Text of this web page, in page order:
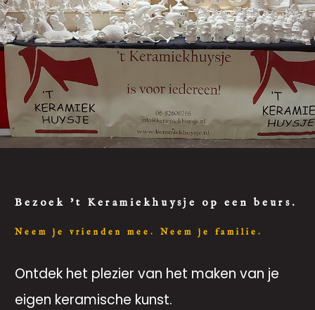
Bezoek 't Keramiekhuysje op een beurs.
Neem je vrienden mee. Neem je familie.
Ontdek het plezier van het maken van je
eigen keramische kunst.